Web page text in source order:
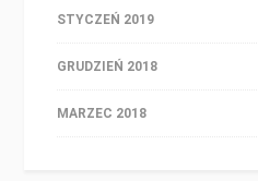
STYCZEŃ 2019
GRUDZIEŃ 2018
MARZEC 2018